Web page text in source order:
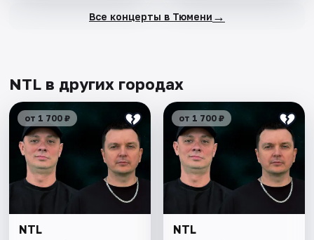
Все концерты в Тюмени →
NTL в других городах
от 1 700 ₽
NTL
от 1 700 ₽
NTL